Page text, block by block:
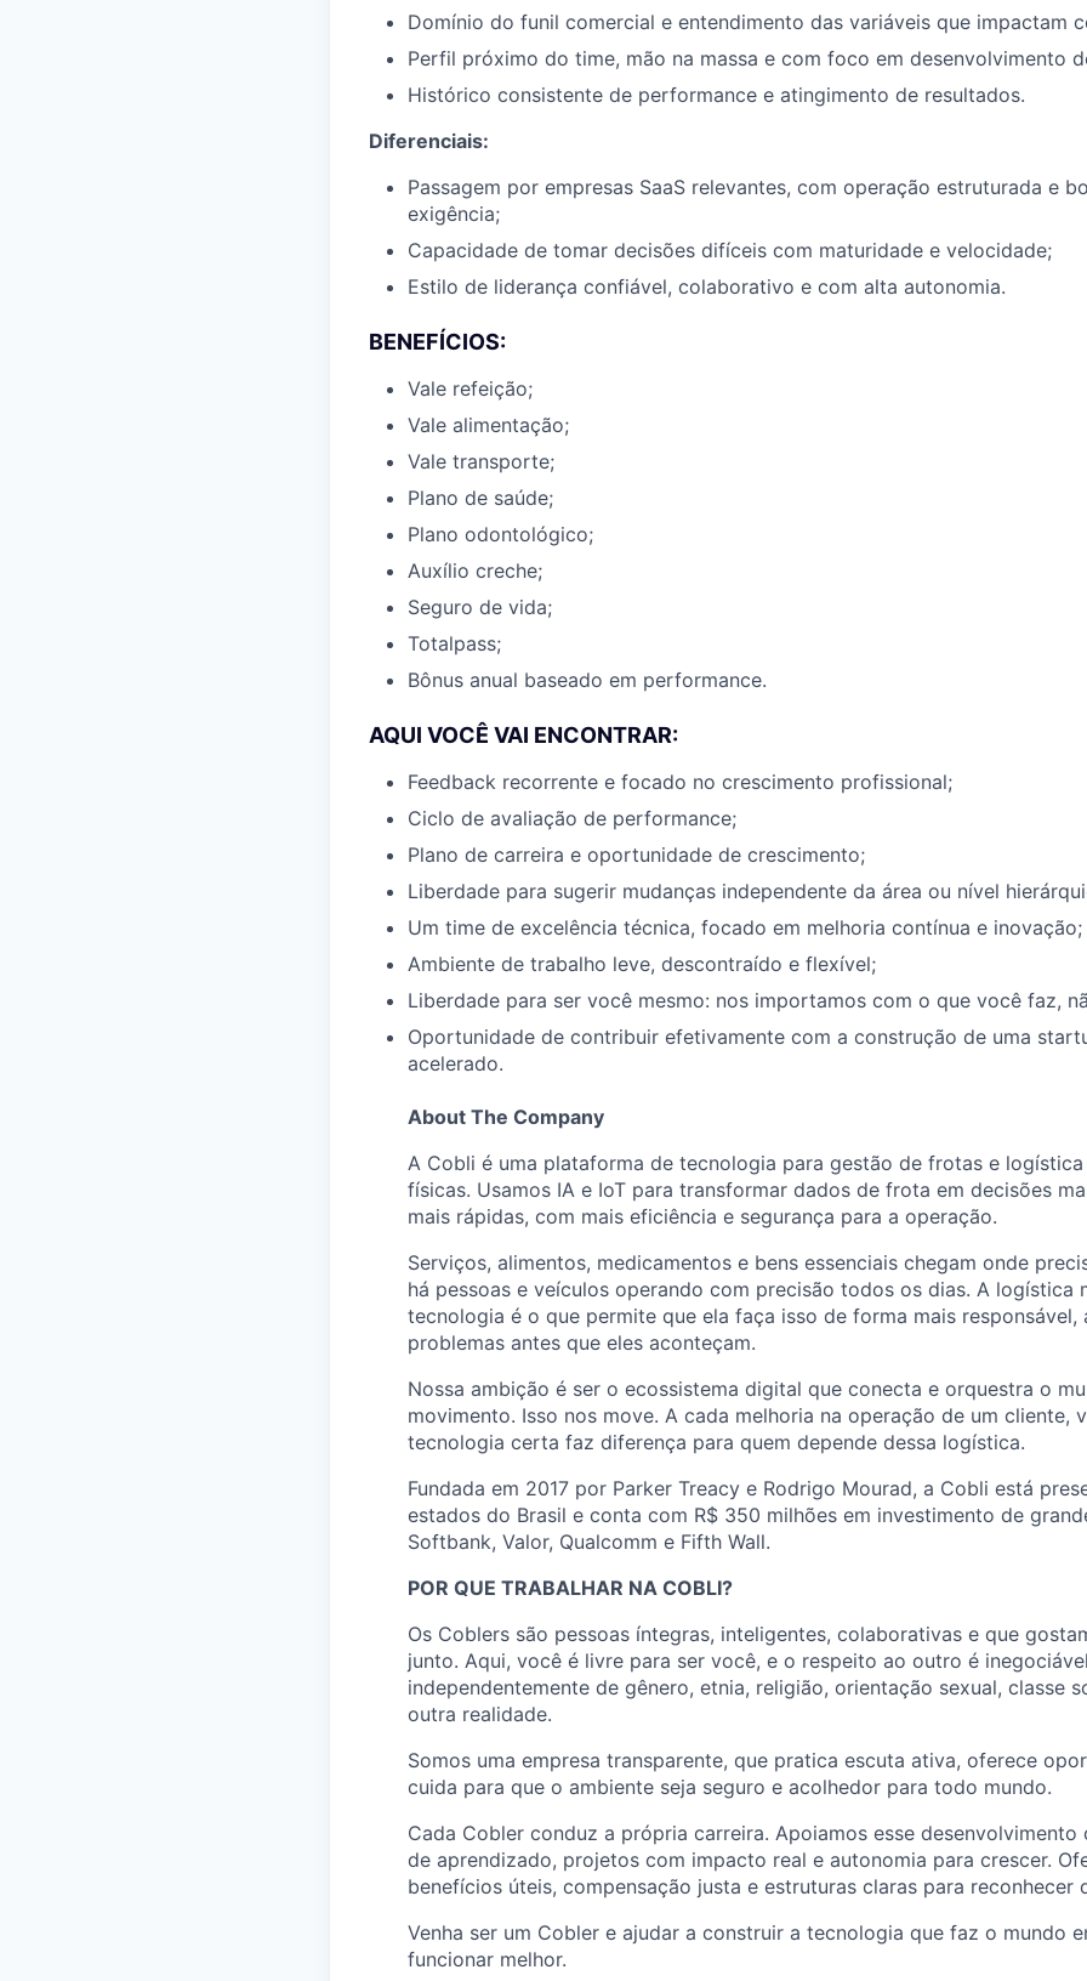
Domínio do funil comercial e entendimento das variáveis que impactam
Perfil próximo do time, mão na massa e com foco em desenvolvimento
Histórico consistente de performance e atingimento de resultados.
Diferenciais:
Passagem por empresas SaaS relevantes, com operação estruturada e
exigência;
Capacidade de tomar decisões difíceis com maturidade e velocidade;
Estilo de liderança confiável, colaborativo e com alta autonomia.
BENEFÍCIOS:
Vale refeição;
Vale alimentação;
Vale transporte;
Plano de saúde;
Plano odontológico;
Auxílio creche;
Seguro de vida;
Totalpass;
Bônus anual baseado em performance.
AQUI VOCÊ VAI ENCONTRAR:
Feedback recorrente e focado no crescimento profissional;
Ciclo de avaliação de performance;
Plano de carreira e oportunidade de crescimento;
Liberdade para sugerir mudanças independente da área ou nível
Um time de excelência técnica, focado em melhoria contínua e inovação;
Ambiente de trabalho leve, descontraído e flexível;
Liberdade para ser você mesmo: nos importamos com o que você faz,
Oportunidade de contribuir efetivamente com a construção de uma
acelerado.
About The Company
A Cobli é uma plataforma de tecnologia para gestão de frotas e
físicas. Usamos IA e IoT para transformar dados de frota em decisões
mais rápidas, com mais eficiência e segurança para a operação.
Serviços, alimentos, medicamentos e bens essenciais chegam onde
há pessoas e veículos operando com precisão todos os dias. A logística
tecnologia é o que permite que ela faça isso de forma mais responsável,
problemas antes que eles aconteçam.
Nossa ambição é ser o ecossistema digital que conecta e orquestra o
movimento. Isso nos move. A cada melhoria na operação de um cliente,
tecnologia certa faz diferença para quem depende dessa logística.
Fundada em 2017 por Parker Treacy e Rodrigo Mourad, a Cobli está
estados do Brasil e conta com R$ 350 milhões em investimento de
Softbank, Valor, Qualcomm e Fifth Wall.
POR QUE TRABALHAR NA COBLI?
Os Coblers são pessoas íntegras, inteligentes, colaborativas e que
junto. Aqui, você é livre para ser você, e o respeito ao outro é
independentemente de gênero, etnia, religião, orientação sexual, classe
outra realidade.
Somos uma empresa transparente, que pratica escuta ativa, oferece
cuida para que o ambiente seja seguro e acolhedor para todo mundo.
Cada Cobler conduz a própria carreira. Apoiamos esse
de aprendizado, projetos com impacto real e autonomia para crescer.
benefícios úteis, compensação justa e estruturas claras para reconhecer
Venha ser um Cobler e ajudar a construir a tecnologia que faz o mundo
funcionar melhor.